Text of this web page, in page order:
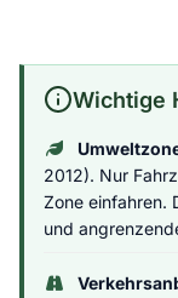
Wichtige
2012). Nur
Zone einfahren.
und